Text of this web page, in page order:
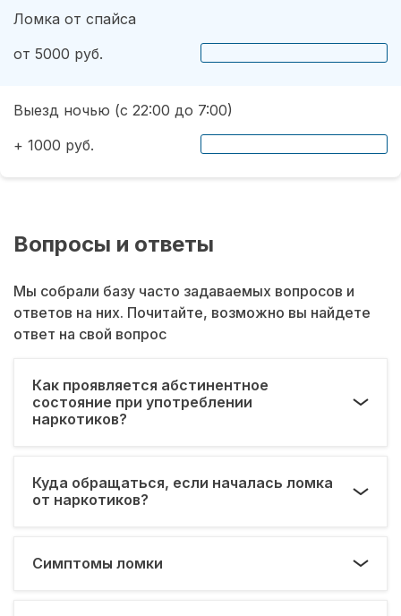
Ломка от спайса
от 5000 руб.
Выезд ночью (с 22:00 до 7:00)
+ 1000 руб.
Вопросы и ответы
Мы собрали базу часто задаваемых вопросов и
ответов на них. Почитайте, возможно вы найдете
ответ на свой вопрос
Как проявляется абстинентное
состояние при употреблении
наркотиков?
Куда обращаться, если началась ломка
от наркотиков?
Симптомы ломки